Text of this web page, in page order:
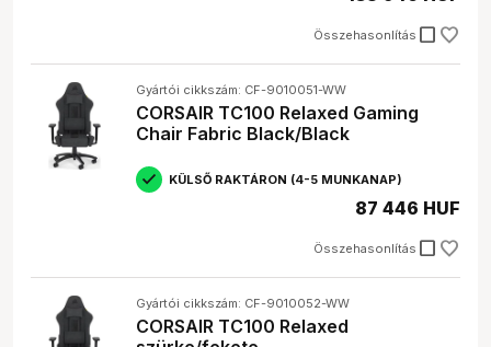
Összehasonlítás check_box_outline_blank
Gyártói cikkszám: CF-9010051-WW
CORSAIR TC100 Relaxed Gaming
Chair Fabric Black/Black
KÜLSŐ RAKTÁRON (4-5 MUNKANAP)
Összehasonlítás check_box_outline_blank
87 446 HUF
Gyártói cikkszám: CF-9010052-WW
CORSAIR TC100 Relaxed